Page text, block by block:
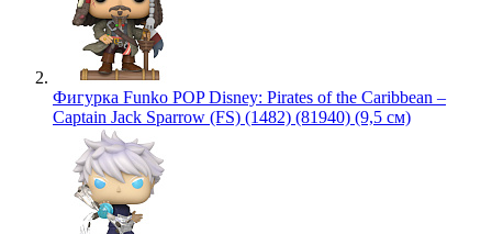
Фигурка Funko POP Disney: Pirates of the Caribbean –
Captain Jack Sparrow (FS) (1482) (81940) (9,5 см)